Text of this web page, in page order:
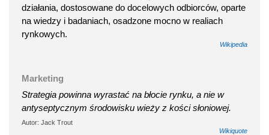
działania, dostosowane do docelowych odbiorców, oparte
na wiedzy i badaniach, osadzone mocno w realiach
rynkowych.
Wikipedia
Marketing
Strategia powinna wyrastać na błocie rynku, a nie w
antyseptycznym środowisku wieży z kości słoniowej.
Autor: Jack Trout
Wikiquote